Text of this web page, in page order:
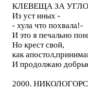
КЛЕВЕЩА ЗА
Из уст иных -
- хула что похвала!-
И это я печально
Но крест свой,
как
И продолжаю
2000.